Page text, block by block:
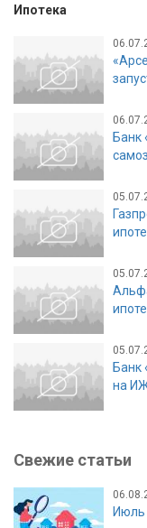
Ипотека
Банк
Банк
на
Свежие статьи
Июль